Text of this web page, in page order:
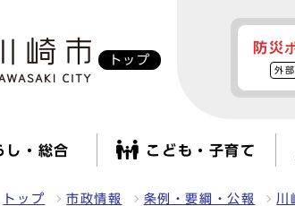
トップ
防災
外
し・総合 こども・子育て
トップ 市政情報 条例・要綱・公報 川